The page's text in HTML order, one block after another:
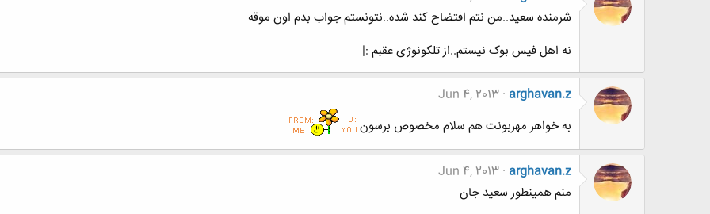
شرمنده سعید..من نتم افتضاح کند شده..نتونستم جواب بدم اون موقه
نه اهل فیس بوک نیستم..از تلکونوژی عقبم :|
arghavan.z
Jun 4, 2013
به خواهر مهربونت هم سلام مخصوص برسون
arghavan.z
Jun 4, 2013
منم همینطور سعید جان